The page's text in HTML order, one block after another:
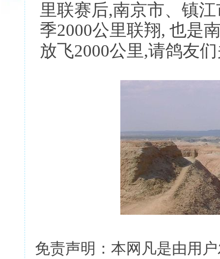
里联赛后,南京市、镇
季2000公里联翔, 也是
放飞2000公里,请鸽友
免责声明：本网凡是由用